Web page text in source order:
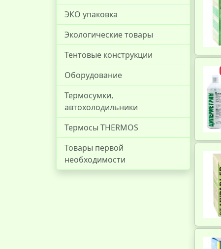
ЭКО упаковка
Экологические товары
Тентовые конструкции
Оборудование
Термосумки,
автохолодильники
Термосы THERMOS
Товары первой
необходимости